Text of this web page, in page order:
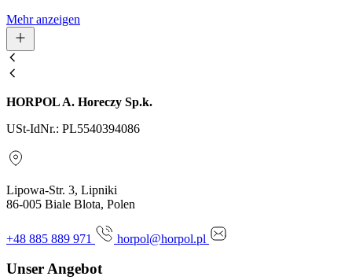
Mehr anzeigen
HORPOL A. Horeczy Sp.k.
USt-IdNr.: PL5540394086
Lipowa-Str. 3, Lipniki
86-005 Biale Blota, Polen
+48 885 889 971 horpol@horpol.pl
Unser Angebot